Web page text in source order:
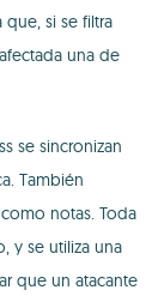
si se filtra
una de
se sincronizan
También
notas. Toda
y se utiliza una
que un atacante